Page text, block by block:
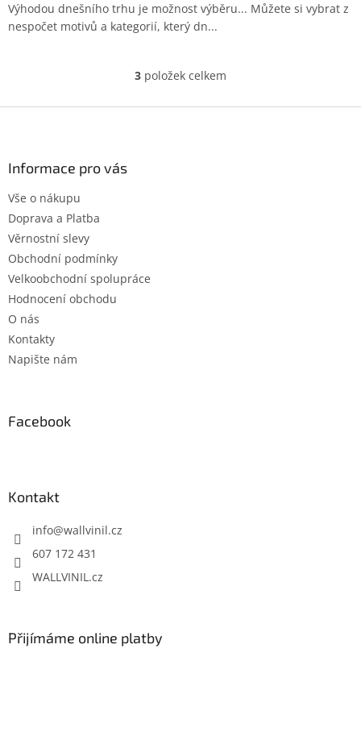
Výhodou dnešního trhu je možnost výběru... Můžete si vybrat z
nespočet motivů a kategorií, který dn...
O
l
3 položek celkem
Informace pro vás
Vše o nákupu
Doprava a Platba
Věrnostní slevy
Obchodní podmínky
Velkoobchodní spolupráce
Hodnocení obchodu
O nás
Kontakty
Napište nám
Facebook
Kontakt
info@wallvinil.cz
607 172 431
WALLVINIL.cz
Přijímáme online platby